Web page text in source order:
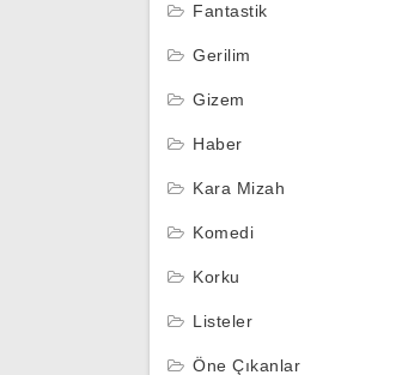
Fantastik
Gerilim
Gizem
Haber
Kara Mizah
Komedi
Korku
Listeler
Öne Çıkanlar